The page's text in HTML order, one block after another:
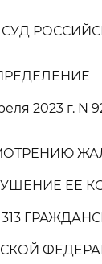
2023 г. N
ЕЕ